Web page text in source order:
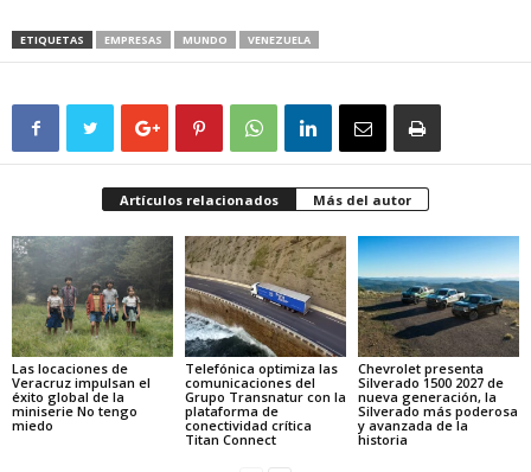
ETIQUETAS EMPRESAS MUNDO VENEZUELA
Artículos relacionados Más del autor
Las locaciones de
Veracruz impulsan el
éxito global de la
miniserie No tengo
miedo
Telefónica optimiza las
comunicaciones del
Grupo Transnatur con la
plataforma de
conectividad crítica
Titan Connect
Chevrolet presenta
Silverado 1500 2027 de
nueva generación, la
Silverado más poderosa
y avanzada de la
historia